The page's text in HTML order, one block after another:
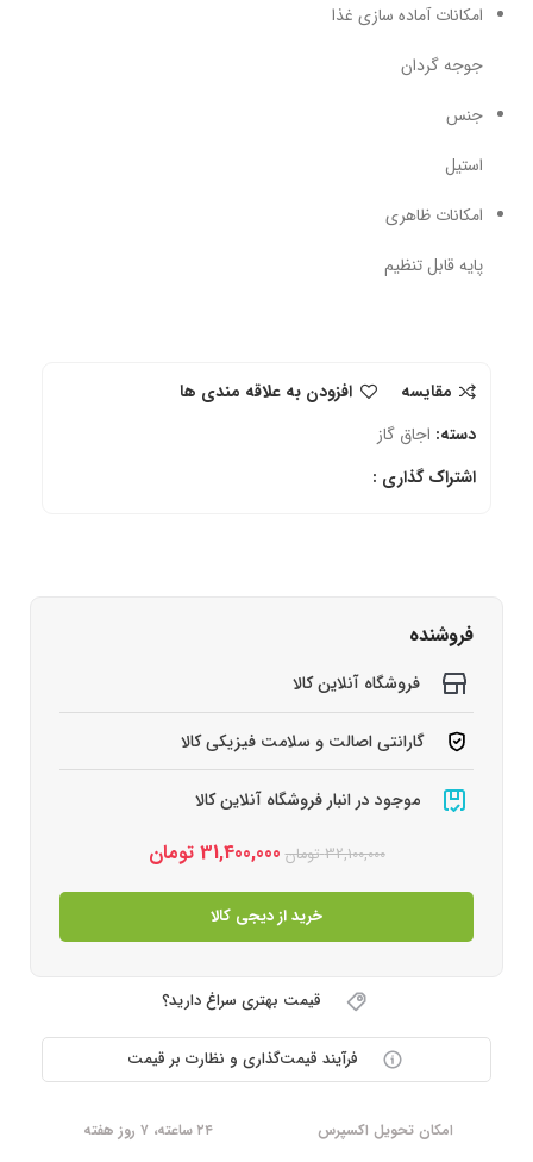
امکانات آماده سازی غذا
جوجه گردان
جنس
استیل
امکانات ظاهری
پایه قابل تنظیم
مقایسه
افزودن به علاقه مندی ها
دسته: اجاق گاز
اشتراک گذاری :
فروشنده
فروشگاه آنلاین کالا
گارانتی اصالت و سلامت فیزیکی کالا
موجود در انبار فروشگاه آنلاین کالا
32,100,000 تومان 31,400,000 تومان
خرید از دیجی کالا
قیمت بهتری سراغ دارید؟
فرآیند قیمت‌گذاری و نظارت بر قیمت
امکان تحویل اکسپرس
۲۴ ساعته، ۷ روز هفته